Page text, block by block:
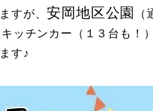
すが、安岡地区公園
ッチンカー（１３台も！
す♪